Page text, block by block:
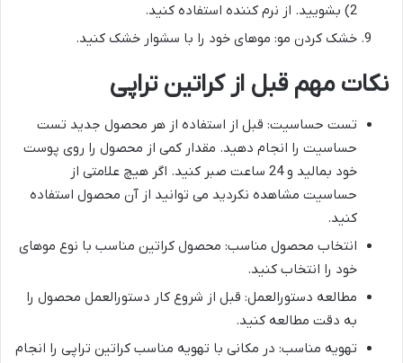
2) بشویید. از نرم کننده استفاده کنید.
خشک کردن مو: موهای خود را با سشوار خشک کنید.
نکات مهم قبل از کراتین تراپی
تست حساسیت: قبل از استفاده از هر محصول جدید تست
حساسیت را انجام دهید. مقدار کمی از محصول را روی پوست
خود بمالید و 24 ساعت صبر کنید. اگر هیچ علامتی از
حساسیت مشاهده نکردید می توانید از آن محصول استفاده
کنید.
انتخاب محصول مناسب: محصول کراتین مناسب با نوع موهای
خود را انتخاب کنید.
مطالعه دستورالعمل: قبل از شروع کار دستورالعمل محصول را
به دقت مطالعه کنید.
تهویه مناسب: در مکانی با تهویه مناسب کراتین تراپی را انجام